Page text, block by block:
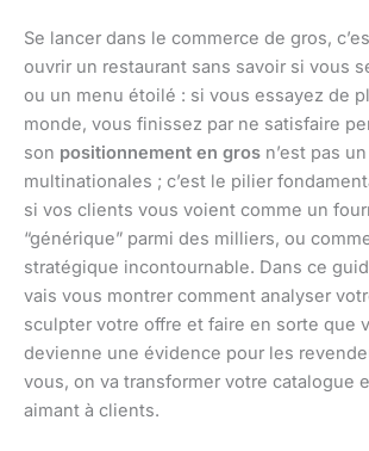
Se lancer dans le commerce de gros,
ouvrir un restaurant sans savoir si vous
ou un menu étoilé : si vous essayez de
monde, vous finissez par ne satisfaire
son positionnement en gros n’est pas
multinationales ; c’est le pilier
si vos clients vous voient comme un
“générique” parmi des milliers, ou
stratégique incontournable. Dans ce
vais vous montrer comment analyser
sculpter votre offre et faire en sorte que
devienne une évidence pour les
vous, on va transformer votre catalogue
aimant à clients.